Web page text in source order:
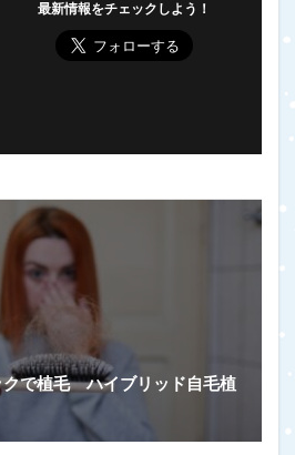
最新情報をチェックしよう！
クで植毛 ハイブリッド自毛植